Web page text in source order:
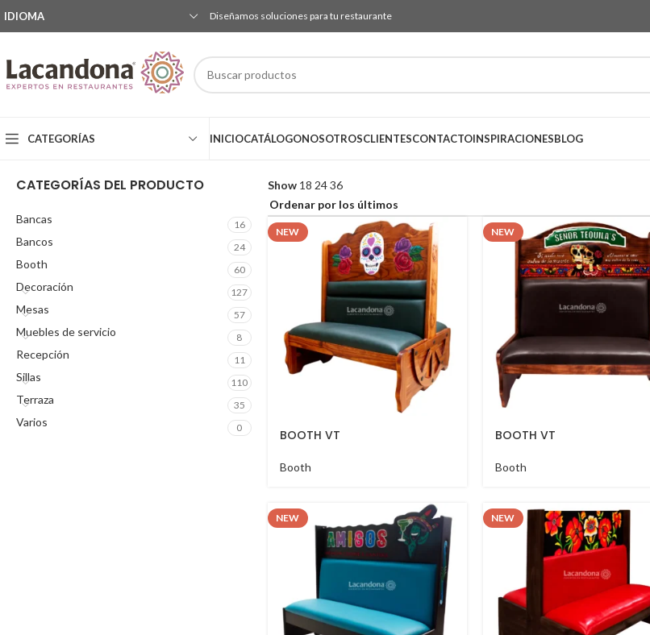
IDIOMA Diseñamos soluciones para tu restaurante
CATEGORÍAS INICIOCATÁLOGONOSOTROSCLIENTESCONTACTOINSPIRACIONESBLOG
CATEGORÍAS DEL PRODUCTO
Bancas 16
Bancos 24
Booth 60
Decoración 127
Mesas 57
Muebles de servicio 8
Recepción 11
Sillas 110
Terraza 35
Varios 0
Show 18 2436
NEW
BOOTH VT
Booth
NEW
BOOTH VT
Booth
NEW NEW